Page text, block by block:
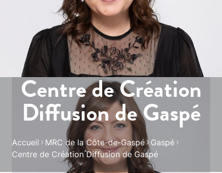
Centre de Création
Diffusion de Gaspé
Accueil MRC de la Côte-de-Gaspé
Gaspé
Centre de Création Diffusion de Gaspé